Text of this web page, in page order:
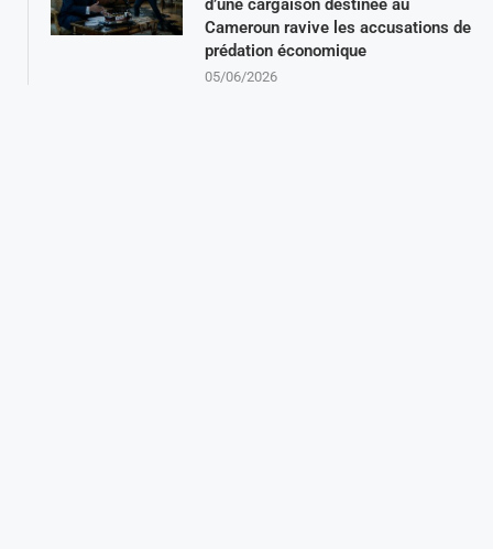
d’une cargaison destinée au
Cameroun ravive les accusations de
prédation économique
05/06/2026